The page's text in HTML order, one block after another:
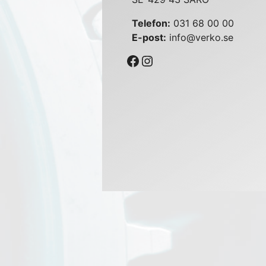
Telefon: 031 68 00 00
E-post: info@verko.se
Facebook
Instagram